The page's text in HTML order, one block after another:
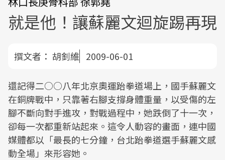
就是他！讓蘇麗文迴旋踢再現
撰文者： 胡釗維 2009-06-01
還記得二○○八年北京奧運跆拳道場上，國手蘇麗文
在銅牌戰中，只靠著右腳支撐身體重量，以受傷的左
腳不斷向對手進攻，對戰過程中，她跌倒了十一次，
卻每一次都重新站起來。這令人動容的畫面，連中國
媒體都以「最長的七分鐘，台北跆拳道選手蘇麗文感
動全場」來形容她。